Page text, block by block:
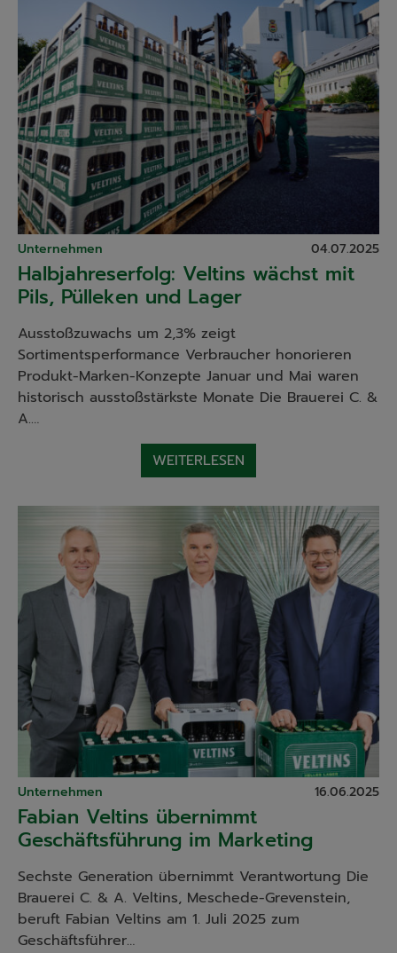
Unternehmen 04.07.2025
Halbjahreserfolg: Veltins wächst mit
Pils, Pülleken und Lager
Ausstoßzuwachs um 2,3% zeigt
Sortimentsperformance Verbraucher honorieren
Produkt-Marken-Konzepte Januar und Mai waren
historisch ausstoßstärkste Monate Die Brauerei C. &
A.…
WEITERLESEN
Unternehmen 16.06.2025
Fabian Veltins übernimmt
Geschäftsführung im Marketing
Sechste Generation übernimmt Verantwortung Die
Brauerei C. & A. Veltins, Meschede-Grevenstein,
beruft Fabian Veltins am 1. Juli 2025 zum
Geschäftsführer…